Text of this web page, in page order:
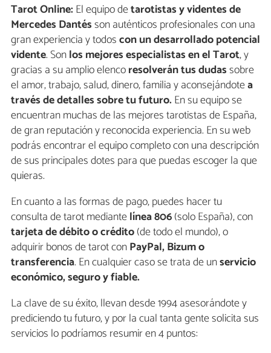
Tarot Online:El equipo detarotistas y videntes de
Mercedes Dantésson auténticos profesionales con una
gran experiencia y todoscon un desarrollado potencial
vidente. Sonlos mejores especialistas en el Tarot, y
gracias a su amplio elencoresolverán tus dudassobre
el amor, trabajo, salud, dinero, familia y aconsejándotea
través de detalles sobre tu futuro.En su equipo se
encuentran muchas de las mejores tarotistas de España,
de gran reputación y reconocida experiencia. En su web
podrás encontrar el equipo completo con una descripción
de sus principales dotes para que puedas escoger la que
quieras.
En cuanto a las formas de pago, puedes hacer tu
consulta de tarot mediantelínea 806(solo España), con
tarjeta de débito o crédito(de todo el mundo), o
adquirir bonos de tarot conPayPal, Bizum o
transferencia. En cualquier caso se trata de unservicio
económico, seguro y fiable.
La clave de su éxito, llevan desde 1994 asesorándote y
prediciendo tu futuro, y por la cual tanta gente solicita sus
servicios lo podríamos resumir en 4 puntos: